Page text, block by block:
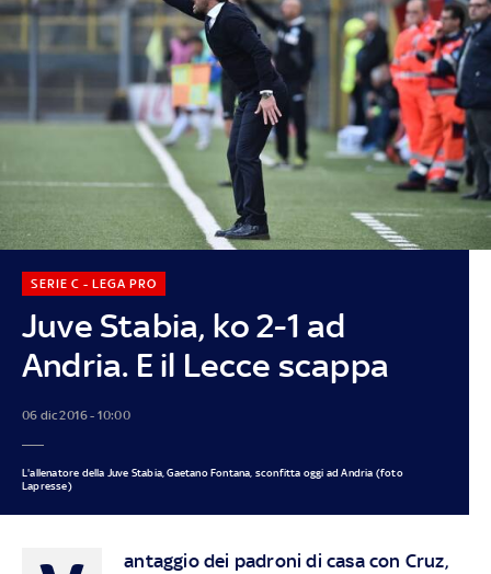
Juve Stabia, ko 2-1 ad
Andria. E il Lecce scappa
SERIE C - LEGA PRO
06 dic 2016 - 10:00
L'allenatore della Juve Stabia, Gaetano Fontana, sconfitta oggi ad Andria (foto
Lapresse)
antaggio dei padroni di casa con Cruz,